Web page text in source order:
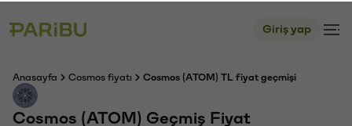
Giriş yap
Anasayfa Cosmos fiyatı Cosmos (ATOM) TL fiyat geçmişi
Cosmos (ATOM) Geçmiş Fiyat